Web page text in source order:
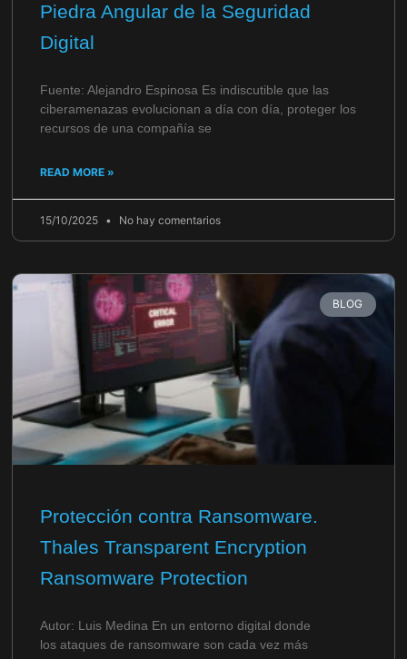
Piedra Angular de la Seguridad
Digital
Fuente: Alejandro Espinosa Es indiscutible que las
ciberamenazas evolucionan a día con día, proteger los
recursos de una compañía se
READ MORE »
15/10/2025 No hay comentarios
BLOG
Protección contra Ransomware.
Thales Transparent Encryption
Ransomware Protection
Autor: Luis Medina En un entorno digital donde
los ataques de ransomware son cada vez más